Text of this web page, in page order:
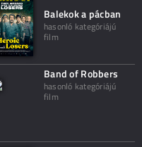
Balekok a pácban
hasonló kategóriájú
film
Band of Robbers
hasonló kategóriájú
film